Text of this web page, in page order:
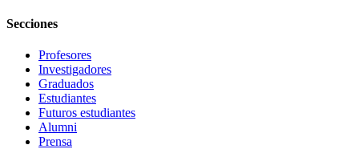
Secciones
Profesores
Investigadores
Graduados
Estudiantes
Futuros estudiantes
Alumni
Prensa